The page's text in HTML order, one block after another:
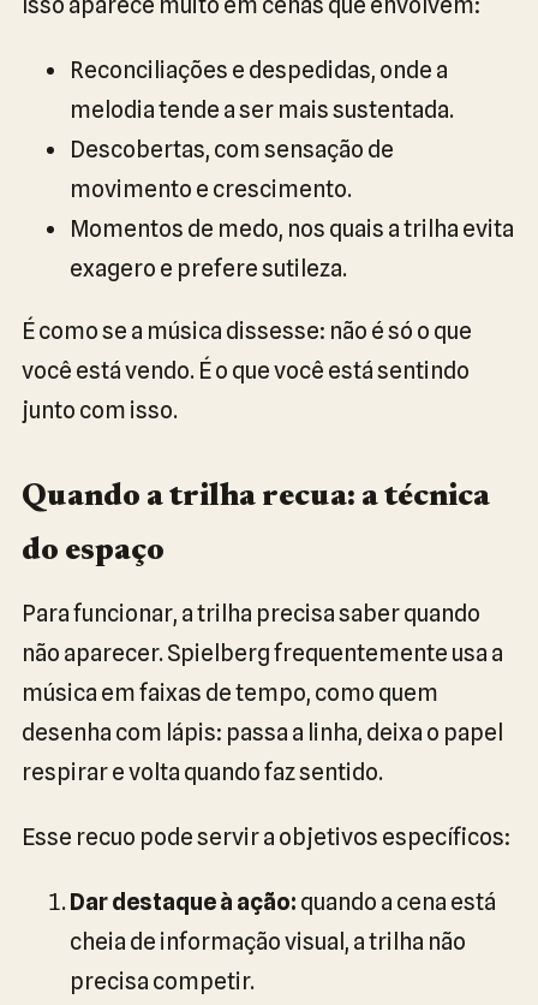
Reconciliações e despedidas, onde a
melodia tende a ser mais sustentada.
Descobertas, com sensação de
movimento e crescimento.
Momentos de medo, nos quais a trilha evita
exagero e prefere sutileza.
É como se a música dissesse: não é só o que
você está vendo. É o que você está sentindo
junto com isso.
Quando a trilha recua: a técnica
do espaço
Para funcionar, a trilha precisa saber quando
não aparecer. Spielberg frequentemente usa a
música em faixas de tempo, como quem
desenha com lápis: passa a linha, deixa o papel
respirar e volta quando faz sentido.
Esse recuo pode servir a objetivos específicos:
Dar destaque à ação: quando a cena está
cheia de informação visual, a trilha não
precisa competir.